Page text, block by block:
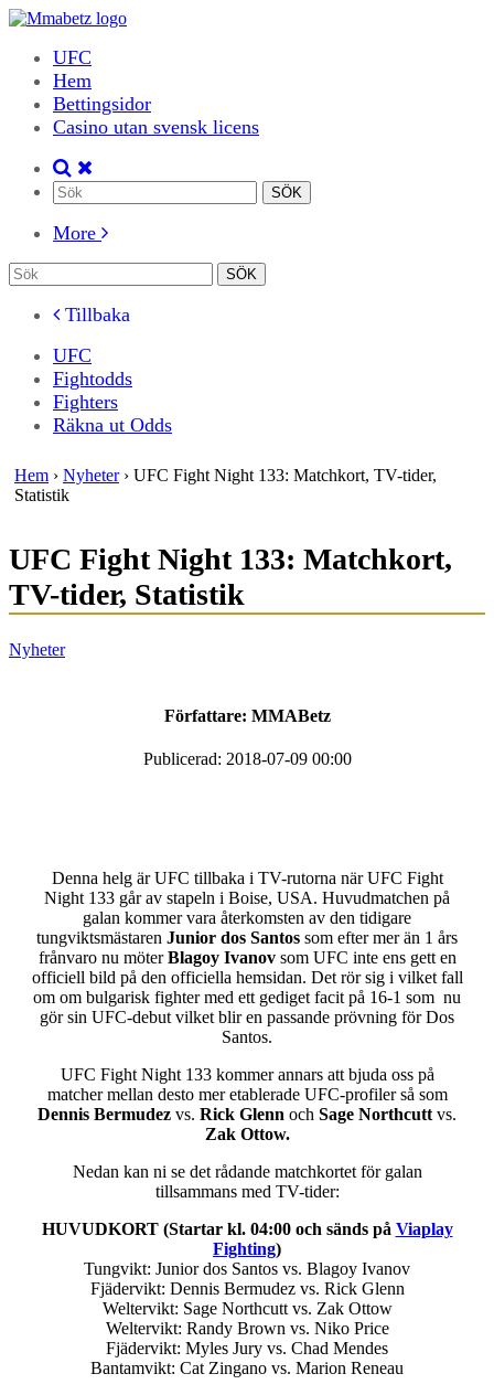
UFC
Hem
Bettingsidor
Casino utan svensk licens
More
Tillbaka
UFC
Fightodds
Fighters
Räkna ut Odds
Hem › Nyheter› UFC Fight Night 133: Matchkort, TV-tider,
Statistik
UFC Fight Night 133: Matchkort,
TV-tider, Statistik
Nyheter
Författare: MMABetz
Publicerad: 2018-07-09 00:00
Denna helg är UFC tillbaka i TV-rutorna när UFC Fight
Night 133 går av stapeln i Boise, USA. Huvudmatchen på
galan kommer vara återkomsten av den tidigare
tungviktsmästaren Junior dos Santos som efter mer än 1 års
frånvaro nu möterBlagoy Ivanovsom UFC inte ens gett en
officiell bild på den officiella hemsidan. Det rör sig i vilket fall
om om bulgarisk fighter med ett gediget facit på 16-1 som nu
gör sin UFC-debut vilket blir en passande prövning för Dos
Santos.
UFC Fight Night 133 kommer annars att bjuda oss på
matcher mellan desto mer etablerade UFC-profiler så som
Dennis Bermudez vs. Rick Glenn och Sage Northcutt vs.
Zak Ottow.
Nedan kan ni se det rådande matchkortet för galan
tillsammans med TV-tider:
HUVUDKORT (Startar kl. 04:00 och sänds på Viaplay
Fighting)
Tungvikt: Junior dos Santos vs. Blagoy Ivanov
Fjädervikt: Dennis Bermudez vs. Rick Glenn
Weltervikt: Sage Northcutt vs. Zak Ottow
Weltervikt: Randy Brown vs. Niko Price
Fjädervikt: Myles Jury vs. Chad Mendes
Bantamvikt: Cat Zingano vs. Marion Reneau